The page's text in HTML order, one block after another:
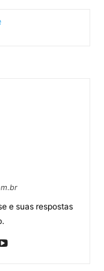
e suas respostas